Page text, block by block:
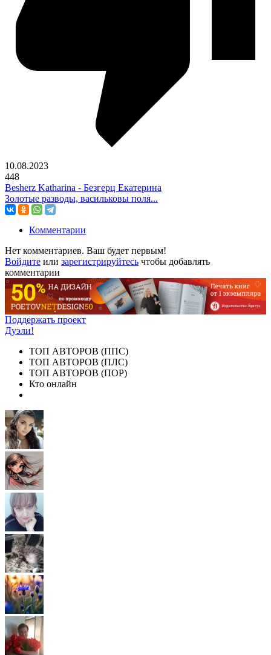
10.08.2023
448
Besherz Katharina - Безгерц Екатерина
Золотые разводы, васильковы поля...
Комментарии
Нет комментариев. Ваш будет первым!
Войдите или зарегистрируйтесь чтобы добавлять
комментарии
Поддержать проект
Дуэли!
ТОП АВТОРОВ (ППС)
ТОП АВТОРОВ (ПЛС)
ТОП АВТОРОВ (ПОР)
Кто онлайн